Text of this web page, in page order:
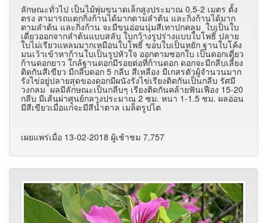
ลักษณะทั่วไป เป็นไม้พุ่มขนาดเล็กสูงประมาณ 0.5-2 เมตร ตั้ง
ตรง สามารถแตกกิ่งก้านได้มากตามลำต้น และกิ่งก้านได้มาก
ตามลำต้น และกิ่งก้าน จะมีขนอ่อนนุ่มสีเทาปกคลุม ใบเป็นใบ
เดี่ยวออกจากลำต้นแบบสลับ ใบกว้างรูปร่างแบบใบโพธิ์ ปลาย
ใบไม่เรียวแหลมมากเหมือนใบโพธิ์ ขอบใบเป็นหยัก ฐานใบโค้ง
มนเว้าเข้าหาก้านใบเป็นรูปหัวใจ ออกตามซอกใบ เป็นดอกเดี่ยว
ก้านดอกยาว ใกล้ฐานดอกมีรอยต่อที่ก้านดอก ดอกจะมีกลีบเลี้ยง
ติดกันสีเขียว มีกลีบดอก 5 กลีบ สีเหลือง มีเกสรตัวผู้จำนวนมาก
รังไข่อยู่ปลายสุดของดอกมีผนังรังไข่เรียงติดกันเป็นกลีบ รัศมี
วงกลม ผลมีลักษณะเป็นกลีบๆ เรียงติดกันคล้ายฟันเฟือง 15-20
กลีบ มีเส้นผ่าศูนย์กลางประมาณ 2 ซม. หนา 1-1.5 ซม. ผลอ่อน
มีสีเขียวเมื่อแก่จะมีสีน้ำตาล เมล็ดรูปไต
เผยแพร่เมื่อ 13-02-2018 ผู้เช้าชม 7,757